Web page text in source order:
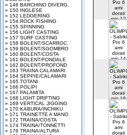
» 148 BARCHINO DIVERG.
» 150 INGLESE
» 152 LEDGERING
» 154 ROCK FISHING
» 155 SPINNING
» 156 LIGHT CASTING
» 157 SURF CASTING
» 158 BOLENT/SCARROC.
» 159 BOLENT/SGOMBRO
» 160 BOLENT/COSTA
» 161 BOLENT/FONDALE
» 162 BOLENT/PROFOND
» 163 TRAINA CALAMARI
» 164 SEPPIE/CALAMARI
» 165 TOTANI
» 166 POLIPI
» 167 PALAMITA
» 168 LIGHT DRIFTING
» 169 VERTICAL JIGGING
» 170 KABURA/INCHIKU
» 171 TRAINETTE A MANO
» 172 TRAINA/COSTA
» 174 TRAINA/TONNETTI
» 176 TRAINA/ALTURA